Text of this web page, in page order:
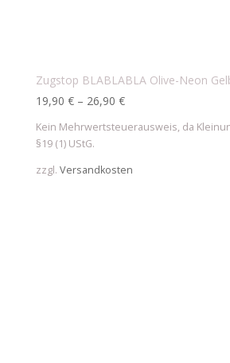
Zugstop BLABLABLA Olive-Neon
19,90 €– 26,90 €
Kein Mehrwertsteuerausweis, da
§19 (1) UStG.
zzgl. Versandkosten